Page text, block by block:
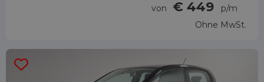
von € 449
p/m
Ohne MwSt.